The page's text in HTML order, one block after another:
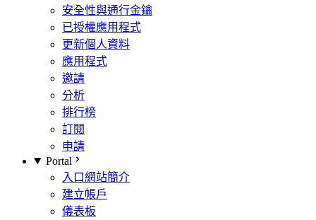
安全性與通行金鑰
已授權應用程式
更新個人資料
應用程式
邀請
分析
排行榜
訂閱
申請
Portal
入口網站簡介
建立帳戶
儀表板